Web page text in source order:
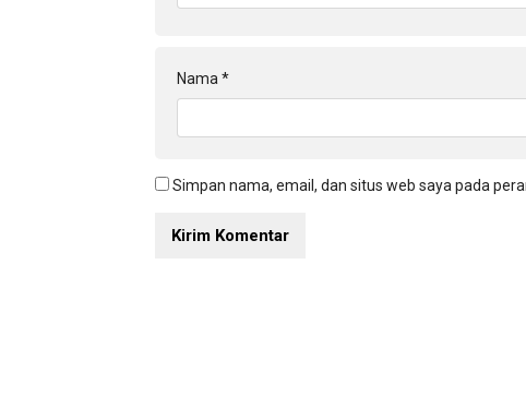
Nama *
Simpan nama, email, dan situs web saya pada